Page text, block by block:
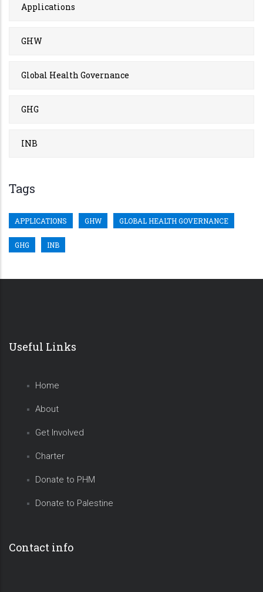
Applications
GHW
Global Health Governance
GHG
INB
Tags
APPLICATIONS GHW GLOBAL HEALTH GOVERNANCE
GHG INB
Useful Links
Home
About
Get Involved
Charter
Donate to PHM
Donate to Palestine
Contact info